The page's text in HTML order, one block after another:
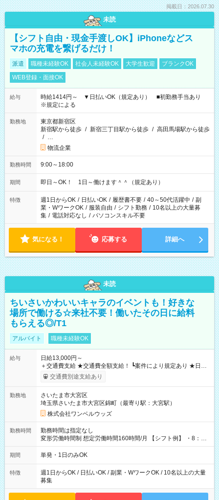
掲載日：2026.07.30
未読
【シフト自由・現金手渡しOK】iPhoneなどス
マホの充電を繋げるだけ！
派遣 職種未経験OK 社会人未経験OK 大学生歓迎
ブランクOK
WEB登録・面接OK
給与
時給1414円～ ▼日払いOK（規定あり） ■初勤務手当あり
※規定による
勤務地
東京都新宿区
新宿駅から徒歩 / 新宿三丁目駅から徒歩 / 高田馬場駅から徒歩
/ …
物流企業
勤務時間 9:00～18:00
期間 即日～OK！ 1日～働けます＾＾（規定あり）
特徴 週1日からOK / 日払いOK / 履歴書不要 / 40～50代活躍中 / 副
業・WワークOK / 服装自由 / シフト勤務 / 10名以上の大量募
集 / 電話対応なし / パソコンスキル不要
気になる！ 応募する 詳細へ
未読
ちいさいかわいいキャラのイベントも！好きな
場所で働ける☆来社不要！働いたその日に給料
もらえる◎/T1
アルバイト 職種未経験OK
給与
日給13,000円～
＋交通費支給 ★交通費全額支給！ ┗案件により規定あり ★日払
いOK！（規定あり） ┗働いたその日に現金GET♪ お仕事後はコ
ンビニATMから 日払い分を引き落とせます！ 【試用期間】試
交通費別途支給あり
勤務地
さいたま市大宮区
埼玉県さいたま市大宮区錦町（最寄り駅：大宮駅）
株式会社ワンベルウッズ
勤務時間
勤務時間は指定なし
変形労働時間制 想定労働時間160時間/月 【シフト例】 ・8：00
～21：00
期間 単発・1日のみOK
特徴
週1日からOK / 日払いOK / 副業・WワークOK / 10名以上の大量
募集